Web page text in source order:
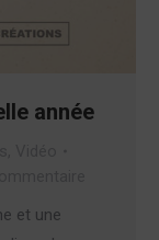
année
et une